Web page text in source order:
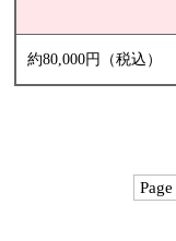
約80,000円（税込）